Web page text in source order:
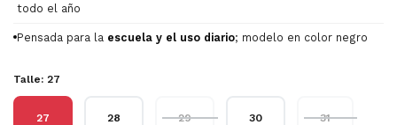
todo el año
Pensada para la escuela y el uso diario; modelo en color negro
Talle: 27
27 28 29 30 31